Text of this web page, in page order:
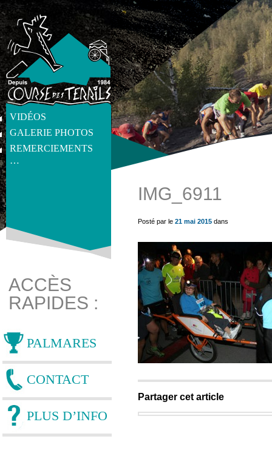
VIDÉOS
GALERIE PHOTOS
REMERCIEMENTS
…
get_post_meta(get_the_ID(), 'thumb', true) ?>
ACCÈS
RAPIDES :
PALMARES
CONTACT
PLUS D’INFO
IMG_6911
Posté par le 21 mai 2015 dans
Partager cet article